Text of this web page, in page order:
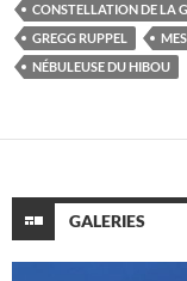
CONSTELLATION DE LA
GREGG RUPPEL
NÉBULEUSE DU HIBOU
GALERIES